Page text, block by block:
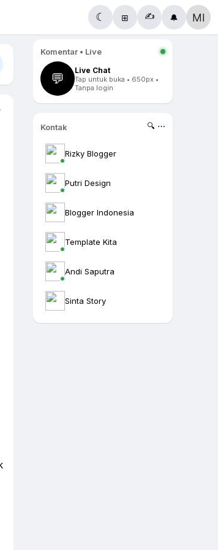
☾ ⊞ ✍️ 🔔
Komentar • Live
💬
Live Chat
Tap untuk buka • 650px •
Tanpa login
Kontak 🔍 ⋯
Rizky Blogger
Putri Design
Blogger Indonesia
Template Kita
Andi Saputra
Sinta Story